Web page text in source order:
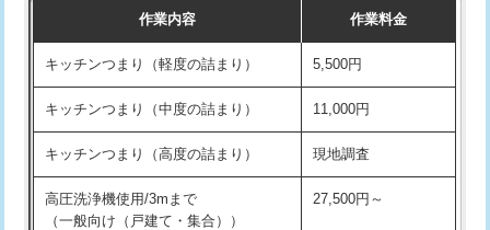
排水管工事（土の掘削・埋め戻し作
11,000円~
排水管工事（排水管工事/3ｍまで） 55,000円
排水管工事（追加 排水管工事/3ｍ超
+11,000円
マス交換（土の掘削・埋め戻し作業）
式・ワンホール）)
交換・取付(排水栓・排水トラップ
22,000円+材料費
作業内容 作業料金
キッチンつまり（軽度の詰まり） 5,500円
キッチンつまり（中度の詰まり） 11,000円
キッチンつまり（高度の詰まり） 現地調査
高圧洗浄機使用/3mまで
（一般向け（戸建て・集合））
27,500円～